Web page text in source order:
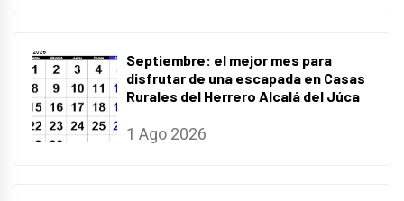
Septiembre: el mejor mes para
disfrutar de una escapada en Casas
Rurales del Herrero Alcalá del Júca
1 Ago 2026